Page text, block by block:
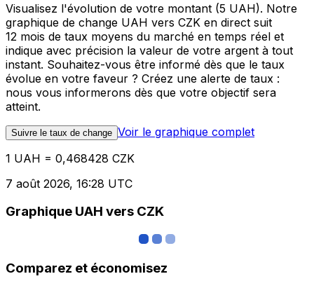
Visualisez l'évolution de votre montant (5 UAH). Notre
graphique de change UAH vers CZK en direct suit
12 mois de taux moyens du marché en temps réel et
indique avec précision la valeur de votre argent à tout
instant. Souhaitez-vous être informé dès que le taux
évolue en votre faveur ? Créez une alerte de taux :
nous vous informerons dès que votre objectif sera
atteint.
Suivre le taux de change Voir le graphique complet
1 UAH = 0,468428 CZK
7 août 2026, 16:28 UTC
Graphique UAH vers CZK
Comparez et économisez